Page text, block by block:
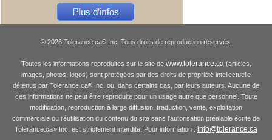
© 2026 Tolerance.ca®Inc. Tous droits de reproduction réservés.
Toutes les informations reproduites sur le site de www.tolerance.ca(articles,
images, photos, logos) sont protégées par des droits de propriété intellectuelle
détenus par Tolerance.ca® Inc. ou, dans certains cas, par leurs auteurs. Aucune de
ces informations ne peut être reproduite pour un usage autre que personnel. Toute
modification, reproduction à large diffusion, traduction, vente, exploitation
commerciale ou réutilisation du contenu du site sans l'autorisation préalable écrite de
Tolerance.ca® Inc. est strictement interdite. Pour information : info@tolerance.ca